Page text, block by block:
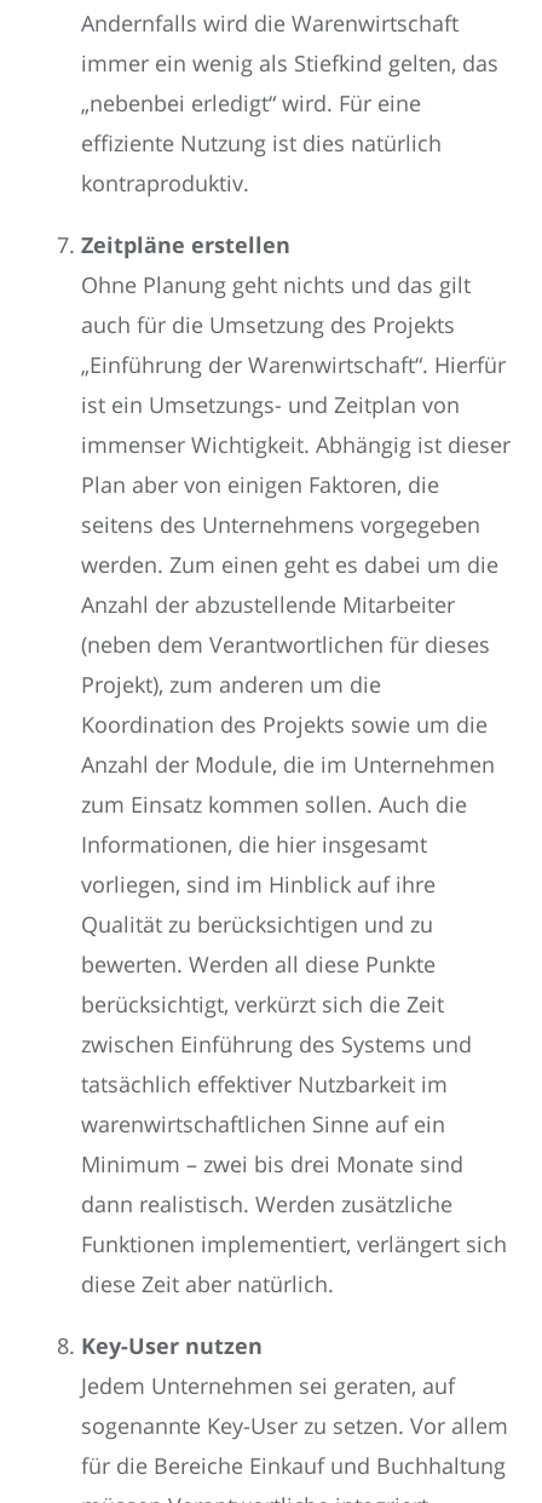
Andernfalls wird die Warenwirtschaft
immer ein wenig als Stiefkind gelten, das
„nebenbei erledigt“ wird. Für eine
effiziente Nutzung ist dies natürlich
kontraproduktiv.
Zeitpläne erstellen
Ohne Planung geht nichts und das gilt
auch für die Umsetzung des Projekts
„Einführung der Warenwirtschaft“. Hierfür
ist ein Umsetzungs- und Zeitplan von
immenser Wichtigkeit. Abhängig ist dieser
Plan aber von einigen Faktoren, die
seitens des Unternehmens vorgegeben
werden. Zum einen geht es dabei um die
Anzahl der abzustellende Mitarbeiter
(neben dem Verantwortlichen für dieses
Projekt), zum anderen um die
Koordination des Projekts sowie um die
Anzahl der Module, die im Unternehmen
zum Einsatz kommen sollen. Auch die
Informationen, die hier insgesamt
vorliegen, sind im Hinblick auf ihre
Qualität zu berücksichtigen und zu
bewerten. Werden all diese Punkte
berücksichtigt, verkürzt sich die Zeit
zwischen Einführung des Systems und
tatsächlich effektiver Nutzbarkeit im
warenwirtschaftlichen Sinne auf ein
Minimum – zwei bis drei Monate sind
dann realistisch. Werden zusätzliche
Funktionen implementiert, verlängert sich
diese Zeit aber natürlich.
Key-User nutzen
Jedem Unternehmen sei geraten, auf
sogenannte Key-User zu setzen. Vor allem
für die Bereiche Einkauf und Buchhaltung